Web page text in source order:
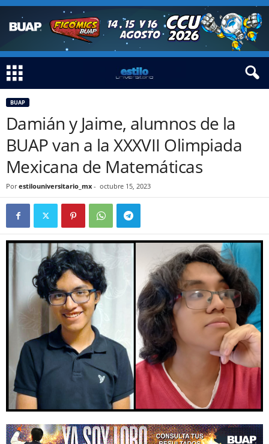
BUAP
Damián y Jaime, alumnos de la
BUAP van a la XXXVII Olimpiada
Mexicana de Matemáticas
Por estilouniversitario_mx - octubre 15, 2023